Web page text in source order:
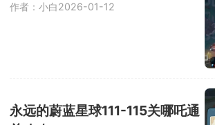
作者：小白2026-01-12
永远的蔚蓝星球111-115关哪吒通